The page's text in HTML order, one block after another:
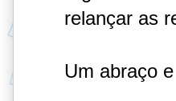
relançar as
Um abraço